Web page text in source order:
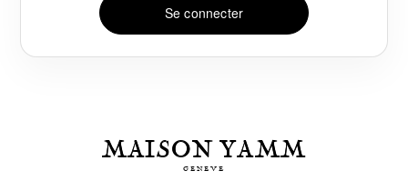
Se connecter
MAISON YAMM